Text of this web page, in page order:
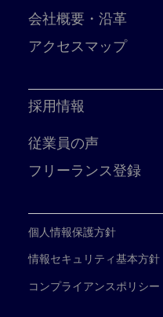
会社概要・沿革
アクセスマップ
採用情報
従業員の声
フリーランス登録
個人情報保護方針
情報セキュリティ基本方針
コンプライアンスポリシー